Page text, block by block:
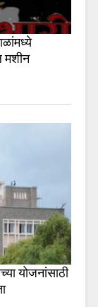
मशीन
योजनांसाठी